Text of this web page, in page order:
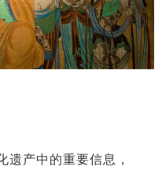
遗产中的重要信息，